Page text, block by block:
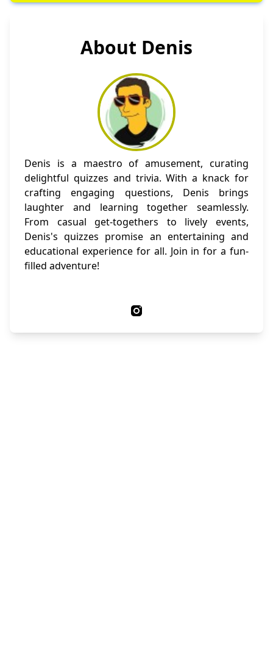
About Denis
Denis is a maestro of amusement, curating
delightful quizzes and trivia. With a knack for
crafting engaging questions, Denis brings
laughter and learning together seamlessly.
From casual get-togethers to lively events,
Denis's quizzes promise an entertaining and
educational experience for all. Join in for a fun-
filled adventure!